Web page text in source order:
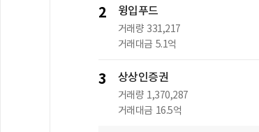
2 윙입푸드
거래량 331,217
거래대금 5.1억
3 상상인증권
거래량 1,370,287
거래대금 16.5억